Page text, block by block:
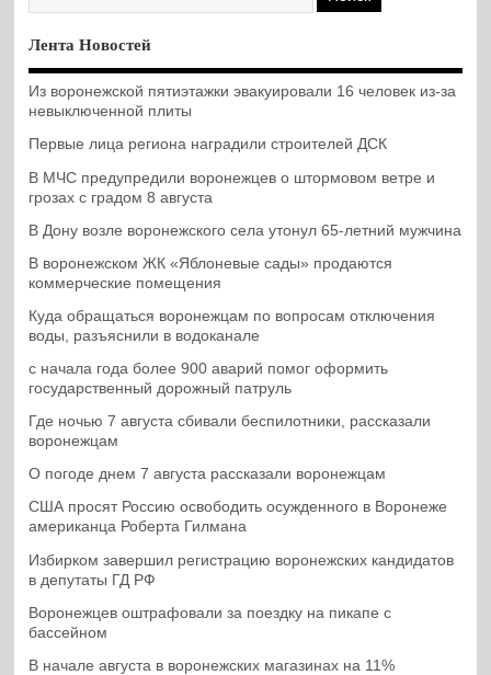
Лента Новостей
Из воронежской пятиэтажки эвакуировали 16 человек из-за
невыключенной плиты
Первые лица региона наградили строителей ДСК
В МЧС предупредили воронежцев о штормовом ветре и
грозах с градом 8 августа
В Дону возле воронежского села утонул 65-летний мужчина
В воронежском ЖК «Яблоневые сады» продаются
коммерческие помещения
Куда обращаться воронежцам по вопросам отключения
воды, разъяснили в водоканале
с начала года более 900 аварий помог оформить
государственный дорожный патруль
Где ночью 7 августа сбивали беспилотники, рассказали
воронежцам
О погоде днем 7 августа рассказали воронежцам
США просят Россию освободить осужденного в Воронеже
американца Роберта Гилмана
Избирком завершил регистрацию воронежских кандидатов
в депутаты ГД РФ
Воронежцев оштрафовали за поездку на пикапе с
бассейном
В начале августа в воронежских магазинах на 11%